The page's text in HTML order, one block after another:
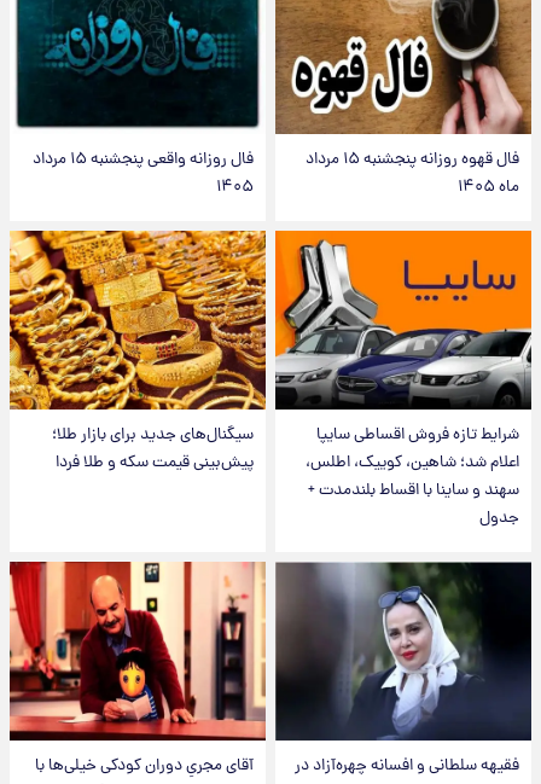
فال قهوه روزانه پنجشنبه ۱۵ مرداد
ماه ۱۴۰۵
فال روزانه واقعی پنجشنبه ۱۵ مرداد
۱۴۰۵
شرایط تازه فروش اقساطی سایپا
اعلام شد؛ شاهین، کوییک، اطلس،
سهند و ساینا با اقساط بلندمدت +
جدول
سیگنال‌های جدید برای بازار طلا؛
پیش‌بینی قیمت سکه و طلا فردا
فقیهه سلطانی و افسانه چهره‌آزاد در
آقای مجریِ دوران کودکی خیلی‌ها با